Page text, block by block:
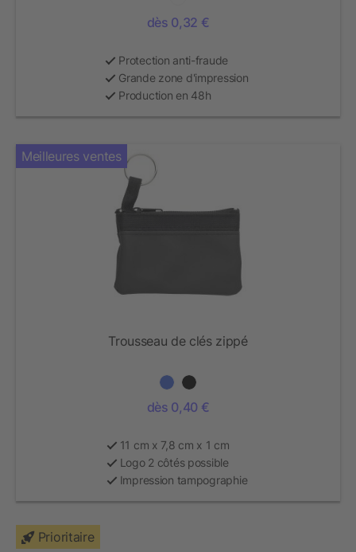
dès 0,32 €
Protection anti-fraude
Grande zone d'impression
Production en 48h
Meilleures ventes
Trousseau de clés zippé
dès 0,40 €
11 cm x 7,8 cm x 1 cm
Logo 2 côtés possible
Impression tampographie
Prioritaire